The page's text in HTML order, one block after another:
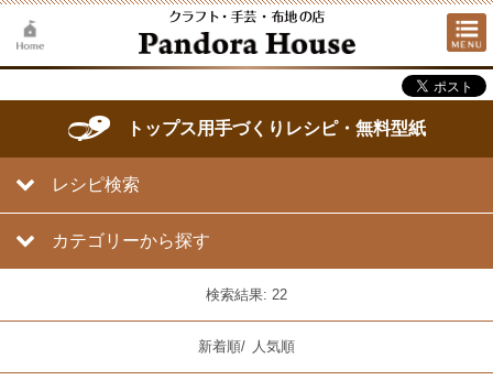
トップス用手づくりレシピ・無料型紙
レシピ検索
カテゴリーから探す
検索結果: 22
新着順/ 人気順